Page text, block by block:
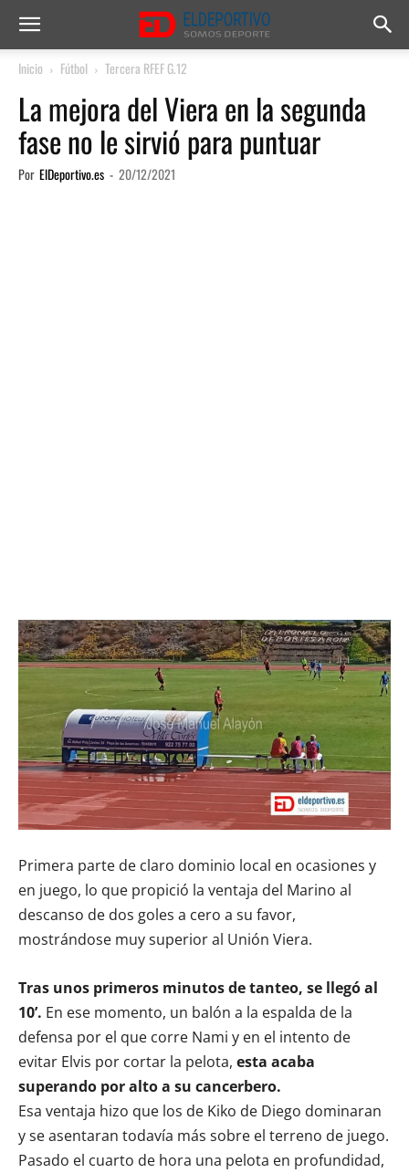
Inicio Fútbol Tercera RFEF G.12
La mejora del Viera en la segunda
fase no le sirvió para puntuar
Por ElDeportivo.es - 20/12/2021
Primera parte de claro dominio local en ocasiones y
en juego, lo que propició la ventaja del Marino al
descanso de dos goles a cero a su favor,
mostrándose muy superior al Unión Viera.
Tras unos primeros minutos de tanteo, se llegó al
10’. En ese momento, un balón a la espalda de la
defensa por el que corre Nami y en el intento de
evitar Elvis por cortar la pelota, esta acaba
superando por alto a su cancerbero.
Esa ventaja hizo que los de Kiko de Diego dominaran
y se asentaran todavía más sobre el terreno de juego.
Pasado el cuarto de hora una pelota en profundidad,